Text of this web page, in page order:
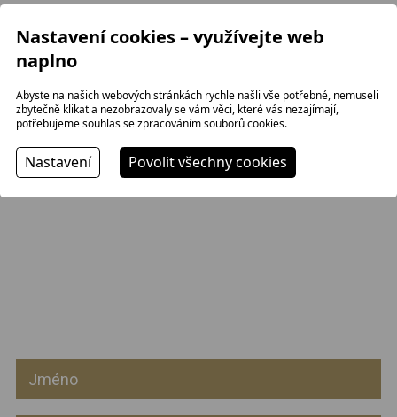
+420 774 280 780
ps.zaboj.pe@seznam.cz
Nastavení cookies – využívejte web
naplno
Abyste na našich webových stránkách rychle našli vše potřebné, nemuseli
zbytečně klikat a nezobrazovaly se vám věci, které vás nezajímají,
potřebujeme souhlas se zpracováním souborů cookies.
Nastavení Povolit všechny cookies